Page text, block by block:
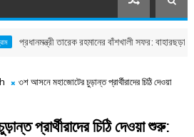
তারেক রহমানের বাঁশখালী সফর: বাহারছড়া
৩শ আসনে মহাজোটের চুড়ান্ত প্রার্থীরাদের চিঠি দেওয়া
প্রার্থীরাদের চিঠি দেওয়া শুরু: